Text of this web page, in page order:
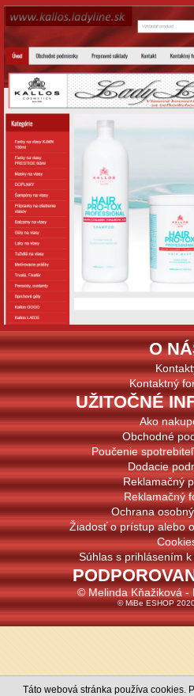
O
Kontaktný
UŽITOČNÉ
Ako
Obchodné
Poučenie
Dodacie
Reklamačný
Reklamačný
Ochrana
Žiadosť o prístup alebo
Súhlas s prihlásením
© Melinda Kňažiková -
© MiBe ESHOP
Táto webová stránka používa cookies.